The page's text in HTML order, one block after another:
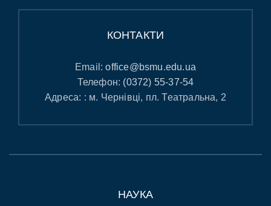
КОНТАКТИ
Email:office@bsmu.edu.ua
Телефон: (0372) 55-37-54
Адреса: : м. Чернівці, пл. Театральна, 2
НАУКА